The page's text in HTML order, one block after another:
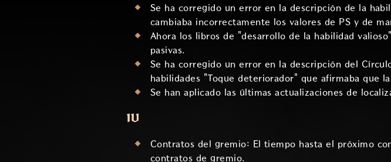
Se ha corregido un error en la descripción de la
cambiaba incorrectamente los valores de PS y de
Ahora los libros de "desarrollo de la habilidad
pasivas.
Se ha corregido un error en la descripción del
habilidades "Toque deteriorador" que afirmaba que
Se han aplicado las últimas actualizaciones de
IU
Contratos del gremio: El tiempo hasta el próximo
contratos de gremio.